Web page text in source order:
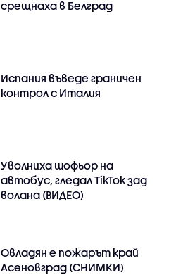
срещнаха в Белград
Испания въведе граничен
контрол с Италия
Уволниха шофьор на
автобус, гледал TikTok зад
волана (ВИДЕО)
Овладян е пожарът край
Асеновград (СНИМКИ)